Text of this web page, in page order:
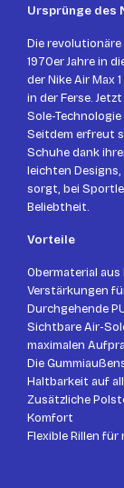
Ursprünge des
Die
1970er Jahre in
der Nike Air Max
in der Ferse.
Sole-
Seitdem erfreut
Schuhe dank
leichten
sorgt, bei
Beliebtheit.
Vorteile
Obermaterial
Verstärkungen
Durchgehende
Sichtbare Air-
maximalen
Die
Haltbarkeit auf
Zusätzliche
Komfort
Flexible Rillen